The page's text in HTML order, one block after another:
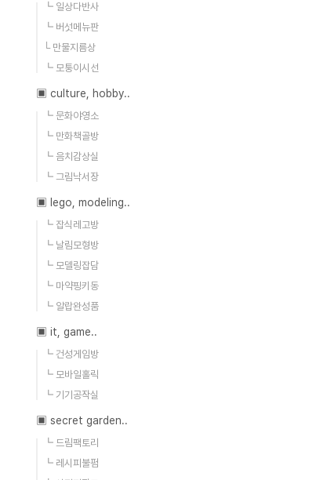
┗ 일상다반사
┗ 버섯메뉴판
└ 만물지름상
┗ 모퉁이시선
▣ culture, hobby..
┗ 문화야영소
┗ 만화책골방
┗ 음치감상실
┗ 그림낙서장
▣ lego, modeling..
┗ 잡식레고방
┗ 날림모형방
┗ 모델링잡담
┗ 마약핑키동
┗ 알랍완성품
▣ it, game..
┗ 건성게임방
┗ 모바일홀릭
┗ 기기공작실
▣ secret garden..
┗ 드림팩토리
┗ 레시피불펌